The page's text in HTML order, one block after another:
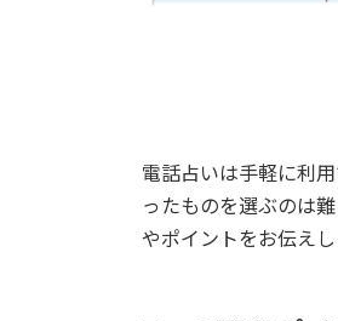
電話占いは手軽に利
ったものを選ぶのは
やポイントをお伝えし